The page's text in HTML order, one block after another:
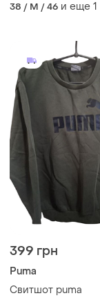
38 / M / 46 и еще 1
399 грн
Puma
Свитшот puma